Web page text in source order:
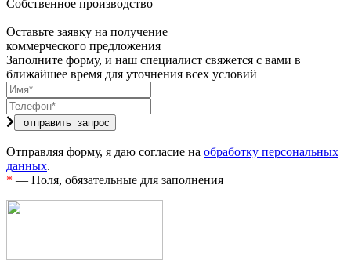
Собственное производство
Оставьте заявку на получение
коммерческого предложения
Заполните форму, и наш специалист свяжется с вами в
ближайшее время для уточнения всех условий
Отправляя форму, я даю согласие на обработку персональных
данных.
* — Поля, обязательные для заполнения